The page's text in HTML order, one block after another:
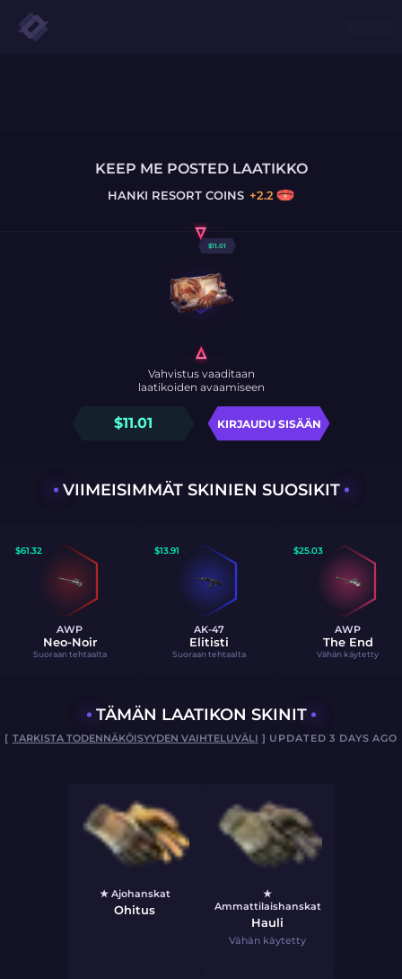
KEEP ME POSTED LAATIKKO
HANKI RESORT COINS +2.2
$11.01
$11.01 KIRJAUDU SISÄÄN
Vahvistus vaaditaan
laatikoiden avaamiseen
VIIMEISIMMÄT SKINIEN SUOSIKIT
$61.32
AWP
Neo-Noir
Suoraan tehtaalta
$13.91
AK-47
Elitisti
Suoraan tehtaalta
$25.03
AWP
The End
Vähän käytetty
TÄMÄN LAATIKON SKINIT
[ TARKISTA TODENNÄKÖISYYDEN VAIHTELUVÄLI ] UPDATED 3 DAYS AGO
★ Ajohanskat
Ohitus
★
Ammattilaishanskat
Hauli
Vähän käytetty